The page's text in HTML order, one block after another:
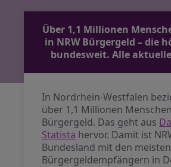
Über 1,1 Millionen
in NRW Bürgergeld – die
bundesweit. Alle
In Nordrhein-Westfalen
über 1,1 Millionen Menschen
Bürgergeld. Das geht aus
Statista hervor. Damit ist
Bundesland mit den meisten
Bürgergeldempfängern in